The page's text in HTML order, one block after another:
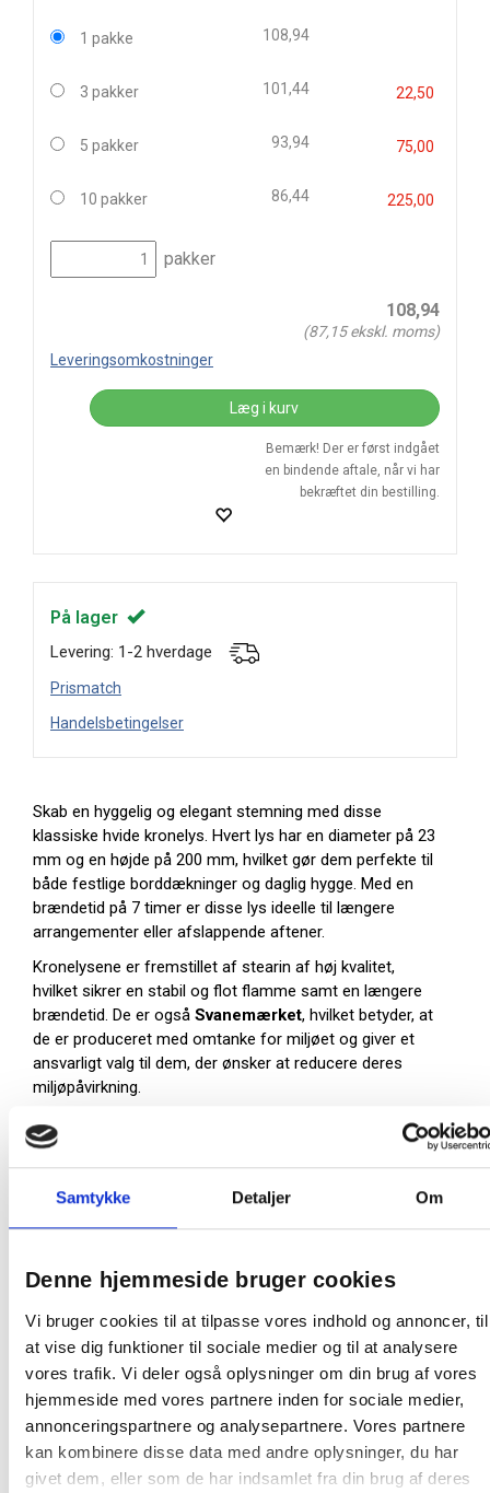
Samtykke Detaljer Om
Denne hjemmeside bruger cookies
Vi bruger cookies til at tilpasse vores indhold og annoncer, til
at vise dig funktioner til sociale medier og til at analysere
vores trafik. Vi deler også oplysninger om din brug af vores
hjemmeside med vores partnere inden for sociale medier,
annonceringspartnere og analysepartnere. Vores partnere
kan kombinere disse data med andre oplysninger, du har
givet dem, eller som de har indsamlet fra din brug af deres
1 pakke 108,94
3 pakker 101,44 22,50
5 pakker 93,94 75,00
10 pakker 86,44 225,00
pakker
108,94
(87,15ekskl. moms)
Leveringsomkostninger
Læg i kurv
Bemærk! Der er først indgået
en bindende aftale, når vi har
bekræftet din bestilling.
På lager
Levering: 1-2 hverdage
Prismatch
Handelsbetingelser
Skab en hyggelig og elegant stemning med disse
klassiske hvide kronelys. Hvert lys har en diameter på 23
mm og en højde på 200 mm, hvilket gør dem perfekte til
både festlige borddækninger og daglig hygge. Med en
brændetid på 7 timer er disse lys ideelle til længere
arrangementer eller afslappende aftener.
Kronelysene er fremstillet af stearin af høj kvalitet,
hvilket sikrer en stabil og flot flamme samt en længere
brændetid. De er også Svanemærket, hvilket betyder, at
de er produceret med omtanke for miljøet og giver et
ansvarligt valg til dem, der ønsker at reducere deres
miljøpåvirkning.
Hver pakke indeholder 30 lys, hvilket giver dig rigeligt med
lys til både hverdagsbrug og særlige lejligheder.
Højde: 200 mm
Brændetid: 7 timer
Miljø: Svanemærkede
Farve: Hvid
Oprindelsesland: Danmark